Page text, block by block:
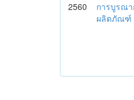
2560
การบูรณ
ผลิตภัณฑ์